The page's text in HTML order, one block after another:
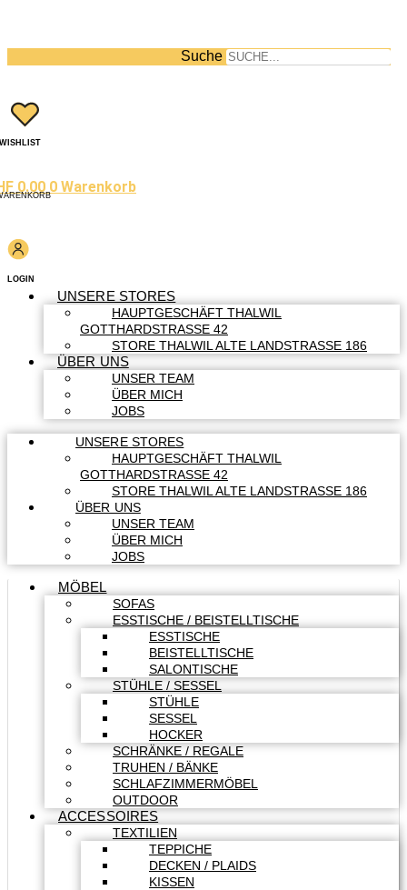
Suche
WISHLIST
0.00 0 Warenkorb
LOGIN
UNSERE STORES
HAUPTGESCHÄFT THALWIL
GOTTHARDSTRASSE 42
STORE THALWIL ALTE LANDSTRASSE 186
ÜBER UNS
UNSER TEAM
ÜBER MICH
JOBS
UNSERE STORES
HAUPTGESCHÄFT THALWIL
GOTTHARDSTRASSE 42
STORE THALWIL ALTE LANDSTRASSE 186
ÜBER UNS
UNSER TEAM
ÜBER MICH
JOBS
MÖBEL
SOFAS
ESSTISCHE / BEISTELLTISCHE
ESSTISCHE
BEISTELLTISCHE
SALONTISCHE
STÜHLE / SESSEL
STÜHLE
SESSEL
HOCKER
SCHRÄNKE / REGALE
TRUHEN / BÄNKE
SCHLAFZIMMERMÖBEL
OUTDOOR
ACCESSOIRES
TEXTILIEN
TEPPICHE
DECKEN / PLAIDS
KISSEN